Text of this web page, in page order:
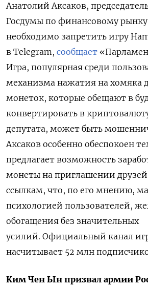
Анатолий Аксаков,
Госдумы по финансовому
необходимо запретить игру
в Telegram, сообщает
Игра, популярная среди
механизма нажатия на хомяка
монеток, которые обещают в
конвертировать в
депутата, может быть
Аксаков особенно обеспокоен
предлагает возможность
монеты на приглашении
ссылкам, что, по его мнению,
психологией пользователей,
обогащения без значительных
усилий. Официальный канал
насчитывает 52 млн
Ким Чен Ын призвал армии